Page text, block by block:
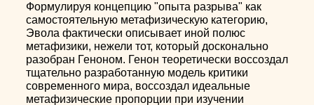
Формулируя концепцию "опыта разрыва" как
самостоятельную метафизическую категорию,
Эвола фактически описывает иной полюс
метафизики, нежели тот, который досконально
разобран Геноном. Генон теоретически воссоздал
тщательно разработанную модель критики
современного мира, воссоздал идеальные
метафизические пропорции при изучении